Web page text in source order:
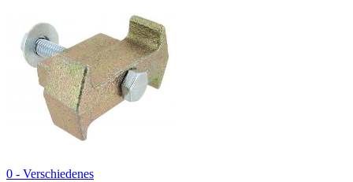
0 - Verschiedenes